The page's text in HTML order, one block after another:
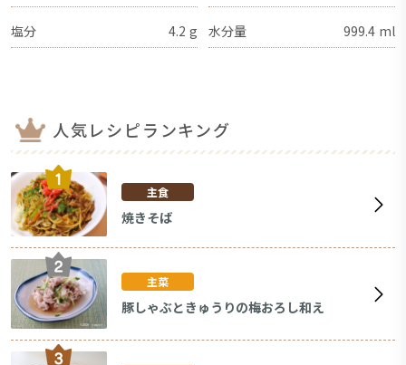
塩分 4.2 g 水分量 999.4 ml
人気レシピランキング
主食
焼きそば
主菜
豚しゃぶときゅうりの梅おろし和え